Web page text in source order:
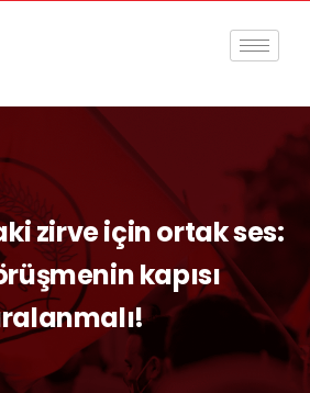
zirve için ortak ses:
kapısı